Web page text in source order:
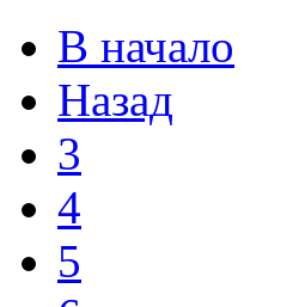
В начало
Назад
3
4
5